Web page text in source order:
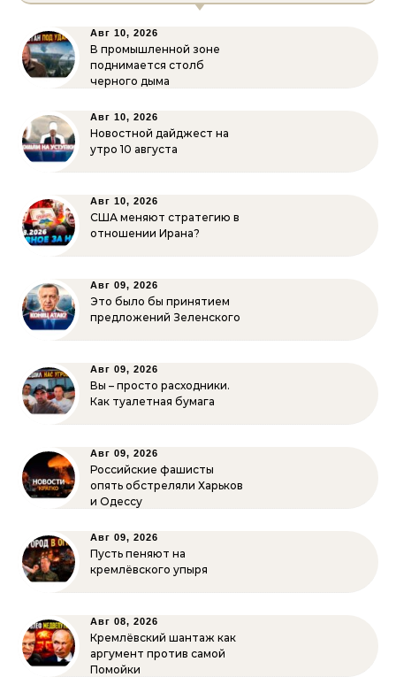
Авг 10, 2026
В промышленной зоне
поднимается столб
черного дыма
Авг 10, 2026
Новостной дайджест на
утро 10 августа
Авг 10, 2026
США меняют стратегию в
отношении Ирана?
Авг 09, 2026
Это было бы принятием
предложений Зеленского
Авг 09, 2026
Вы – просто расходники.
Как туалетная бумага
Авг 09, 2026
Российские фашисты
опять обстреляли Харьков
и Одессу
Авг 09, 2026
Пусть пеняют на
кремлёвского упыря
Авг 08, 2026
Кремлёвский шантаж как
аргумент против самой
Помойки